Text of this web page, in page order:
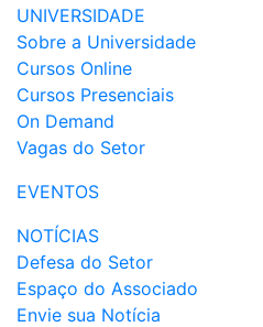
UNIVERSIDADE
Sobre a Universidade
Cursos Online
Cursos Presenciais
On Demand
Vagas do Setor
EVENTOS
NOTÍCIAS
Defesa do Setor
Espaço do Associado
Envie sua Notícia